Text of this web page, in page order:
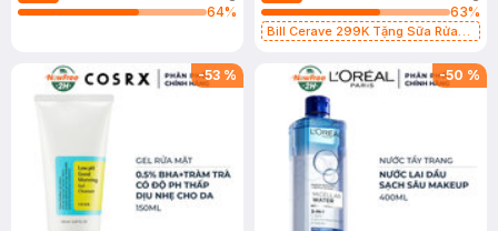
64%
63%
Bill Cerave 299K Tặng Sữa Rửa
-53 % -50 %